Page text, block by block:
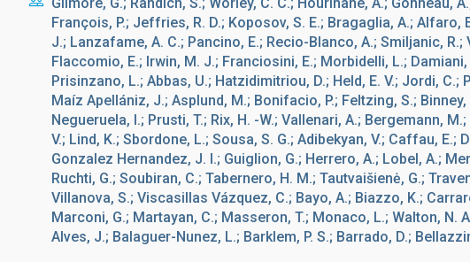
navegación
François, P.; Jeffries, R. D.; Koposov, S. E.; Bragaglia, A.; Alfaro,
J.; Lanzafame, A. C.; Pancino, E.; Recio-Blanco, A.; Smiljanic, R.;
Flaccomio, E.; Irwin, M. J.; Franciosini, E.; Morbidelli, L.; Damiani,
Prisinzano, L.; Abbas, U.; Hatzidimitriou, D.; Held, E. V.; Jordi, C.;
Maíz Apellániz, J.; Asplund, M.; Bonifacio, P.; Feltzing, S.;
Negueruela, I.; Prusti, T.; Rix, H. -W.; Vallenari, A.; Bergemann,
V.; Lind, K.; Sbordone, L.; Sousa, S. G.; Adibekyan, V.; Caffau, E.;
Gonzalez Hernandez, J. I.; Guiglion, G.; Herrero, A.; Lobel, A.;
Ruchti, G.; Soubiran, C.; Tabernero, H. M.; Tautvaišienė, G.;
Villanova, S.; Viscasillas Vázquez, C.; Bayo, A.; Biazzo, K.;
Marconi, G.; Martayan, C.; Masseron, T.; Monaco, L.; Walton, N.
Alves, J.; Balaguer-Nunez, L.; Barklem, P. S.; Barrado, D.;